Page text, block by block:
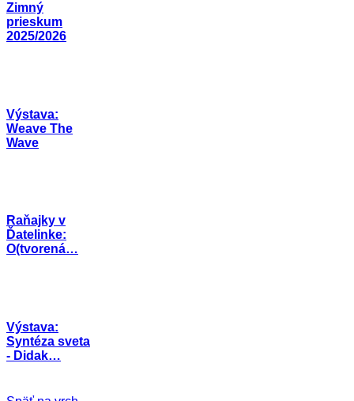
Zimný
prieskum
2025/2026
Výstava:
Weave The
Wave
Raňajky v
Ďatelinke:
O(tvorená…
Výstava:
Syntéza sveta
- Didak…